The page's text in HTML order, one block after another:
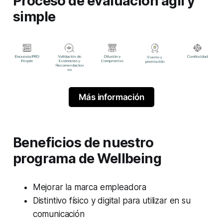
simple
Más información
Beneficios de nuestro
programa de Wellbeing
Mejorar la marca empleadora
Distintivo físico y digital para utilizar en su
comunicación